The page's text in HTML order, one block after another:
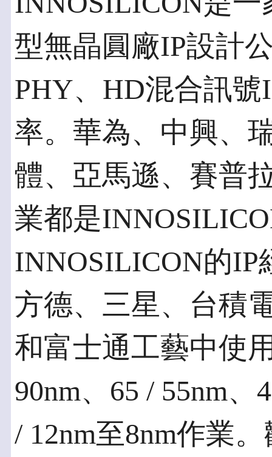
型無晶圓廠IP設計
PHY、HD混合訊
率。華為、中興、
體、亞馬遜、賽普
業都是
INNOSILICON的IP
方德、三星、台積
和富士通工藝中使
90nm、65 / 55nm、
/ 12nm至8nm作業